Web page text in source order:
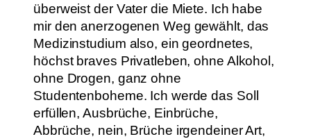
überweist der Vater die Miete. Ich habe
mir den anerzogenen Weg gewählt, das
Medizinstudium also, ein geordnetes,
höchst braves Privatleben, ohne Alkohol,
ohne Drogen, ganz ohne
Studentenboheme. Ich werde das Soll
erfüllen, Ausbrüche, Einbrüche,
Abbrüche, nein, Brüche irgendeiner Art,